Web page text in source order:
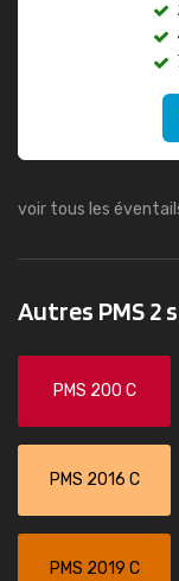
voir tous les
Autres PMS 2
PMS 200 C
PMS 2016 C
PMS 2019 C